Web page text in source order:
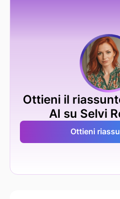
Ottieni il
AI su Selvi
Ottieni